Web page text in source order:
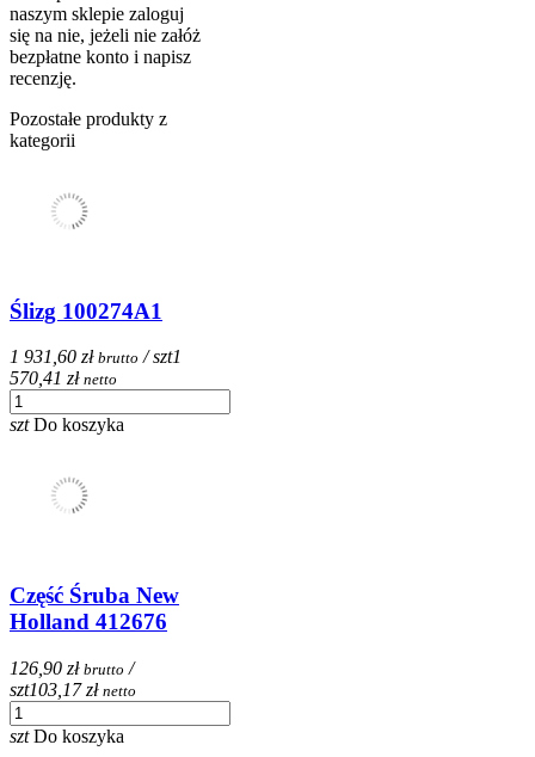
naszym sklepie zaloguj
się na nie, jeżeli nie załóż
bezpłatne konto i napisz
recenzję.
Pozostałe produkty z
kategorii
Ślizg 100274A1
1 931,60 zł brutto / szt1
570,41 zł netto
szt Do koszyka
Część Śruba New
Holland 412676
126,90 zł brutto /
szt103,17 zł netto
szt Do koszyka